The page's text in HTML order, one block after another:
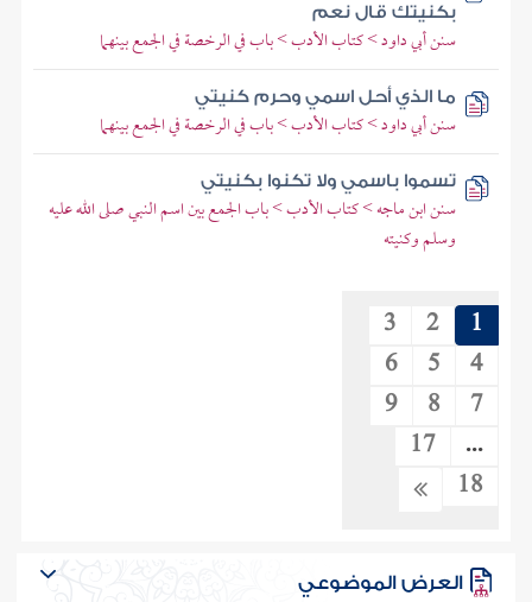
بكنيتك قال نعم
سنن أبي داود > كتاب الأدب > باب في الرخصة في الجمع بينهما
ما الذي أحل اسمي وحرم كنيتي
سنن أبي داود > كتاب الأدب > باب في الرخصة في الجمع بينهما
تسموا باسمي ولا تكنوا بكنيتي
سنن ابن ماجه > كتاب الأدب > باب الجمع بين اسم النبي صلى الله عليه
وسلم وكنيته
1
2
3
4
5
6
7
8
9
...
17
18
العرض الموضوعي